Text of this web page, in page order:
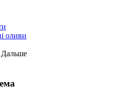
оливи
Дальше